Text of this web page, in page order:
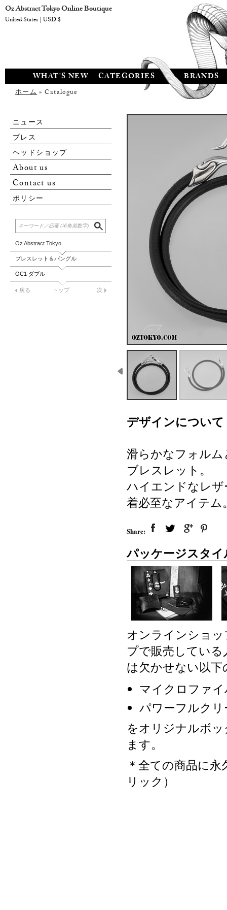
WHAT'S NEW CATEGORIES BRANDS
ホーム» Catalogue
ニュース
プレス
ヘッドショップ
About us
Contact us
ポリシー
Oz Abstract Tokyo
ブレスレット＆バングル
OC1 ダブル
戻る トップ 次
デザインについて
滑らかなフォル
ブレスレット。
ハイエンドなレ
着必至なアイテム
Share:
パッケージスタ
オンラインショ
プで販売してい
は欠かせない以
マイクロファ
パワーフルク
をオリジナルボ
ます。
＊全ての商品に
リック）
Oz Abstract Tokyo Online Boutique
United States | USD $